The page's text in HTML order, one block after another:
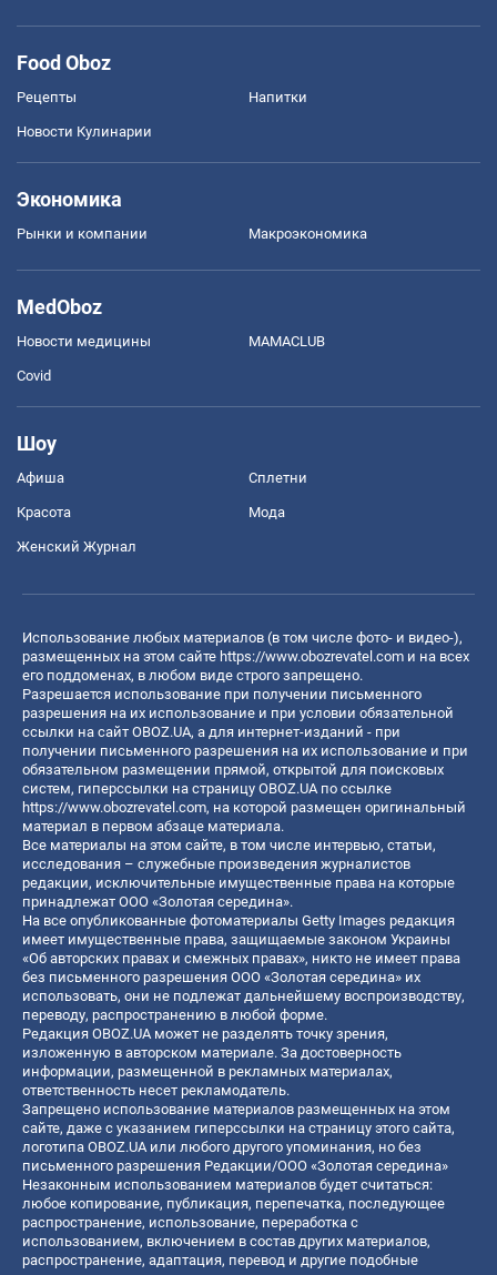
Food Oboz
Рецепты Напитки
Новости Кулинарии
Экономика
Рынки и компании Mакроэкономика
MedOboz
Новости медицины MAMACLUB
Covid
Шоу
Афиша Сплетни
Красота Мода
Женский Журнал
Использование любых материалов (в том числе фото- и видео-),
размещенных на этом сайте https://www.obozrevatel.com и на всех
его поддоменах, в любом виде строго запрещено.
Разрешается использование при получении письменного
разрешения на их использование и при условии обязательной
ссылки на сайт OBOZ.UA, а для интернет-изданий - при
получении письменного разрешения на их использование и при
обязательном размещении прямой, открытой для поисковых
систем, гиперссылки на страницу OBOZ.UA по ссылке
https://www.obozrevatel.com, на которой размещен оригинальный
материал в первом абзаце материала.
Все материалы на этом сайте, в том числе интервью, статьи,
исследования – служебные произведения журналистов
редакции, исключительные имущественные права на которые
принадлежат ООО «Золотая середина».
На все опубликованные фотоматериалы Getty Images редакция
имеет имущественные права, защищаемые законом Украины
«Об авторских правах и смежных правах», никто не имеет права
без письменного разрешения ООО «Золотая середина» их
использовать, они не подлежат дальнейшему воспроизводству,
переводу, распространению в любой форме.
Редакция OBOZ.UA может не разделять точку зрения,
изложенную в авторском материале. За достоверность
информации, размещенной в рекламных материалах,
ответственность несет рекламодатель.
Запрещено использование материалов размещенных на этом
сайте, даже с указанием гиперссылки на страницу этого сайта,
логотипа OBOZ.UA или любого другого упоминания, но без
письменного разрешения Редакции/ООО «Золотая середина»
Незаконным использованием материалов будет считаться:
любое копирование, публикация, перепечатка, последующее
распространение, использование, переработка с
использованием, включением в состав других материалов,
распространение, адаптация, перевод и другие подобные